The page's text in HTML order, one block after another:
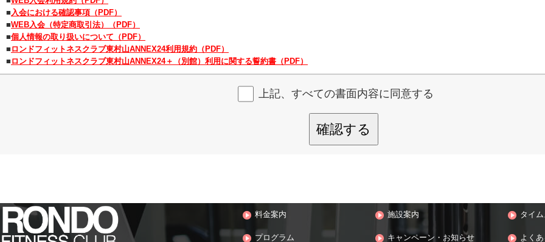
■入会における確認事項（PDF）
■WEB入会（特定商取引法）（PDF）
■個人情報の取り扱いについて（PDF）
■ ロンドフィットネスクラブ東村山ANNEX24利用規約（PDF）
■ ロンドフィットネスクラブ東村山ANNEX24＋（別館）利用に関する誓約書（PDF）
上記、すべての書面内容に同意する
確認する
料金案内 施設案内 タイ
プログラム キャンペーン・お知らせ よく